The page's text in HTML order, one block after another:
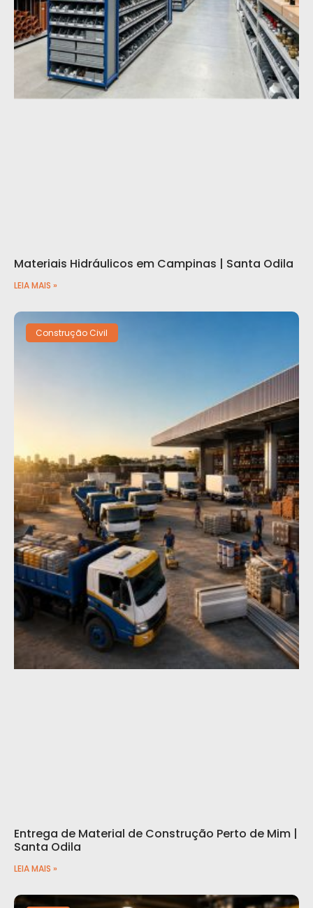
Materiais Hidráulicos em Campinas | Santa Odila
LEIA MAIS »
Construção Civil
Entrega de Material de Construção Perto de Mim |
Santa Odila
LEIA MAIS »